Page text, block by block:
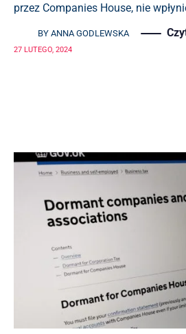
przez Companies House, nie
BY ANNA GODLEWSKA
27 LUTEGO, 2024